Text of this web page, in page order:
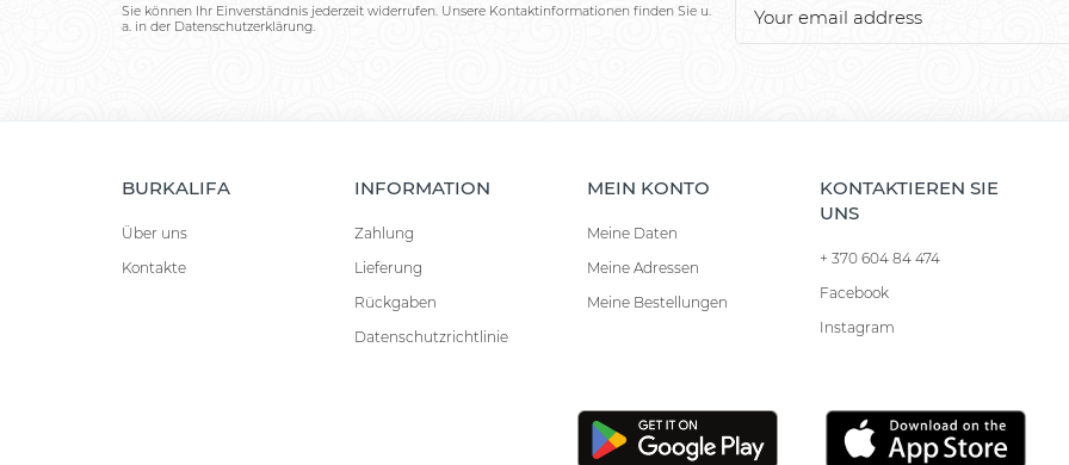
Sie können Ihr Einverständnis jederzeit widerrufen. Unsere Kontaktinformationen finden Sie u.
a. in der Datenschutzerklärung.
BURKALIFA
Über uns
Kontakte
INFORMATION
Zahlung
Lieferung
Rückgaben
Datenschutzrichtlinie
MEIN KONTO
Meine Daten
Meine Adressen
Meine Bestellungen
KONTAKTIEREN SIE
UNS
+ 370 604 84 474
Facebook
Instagram